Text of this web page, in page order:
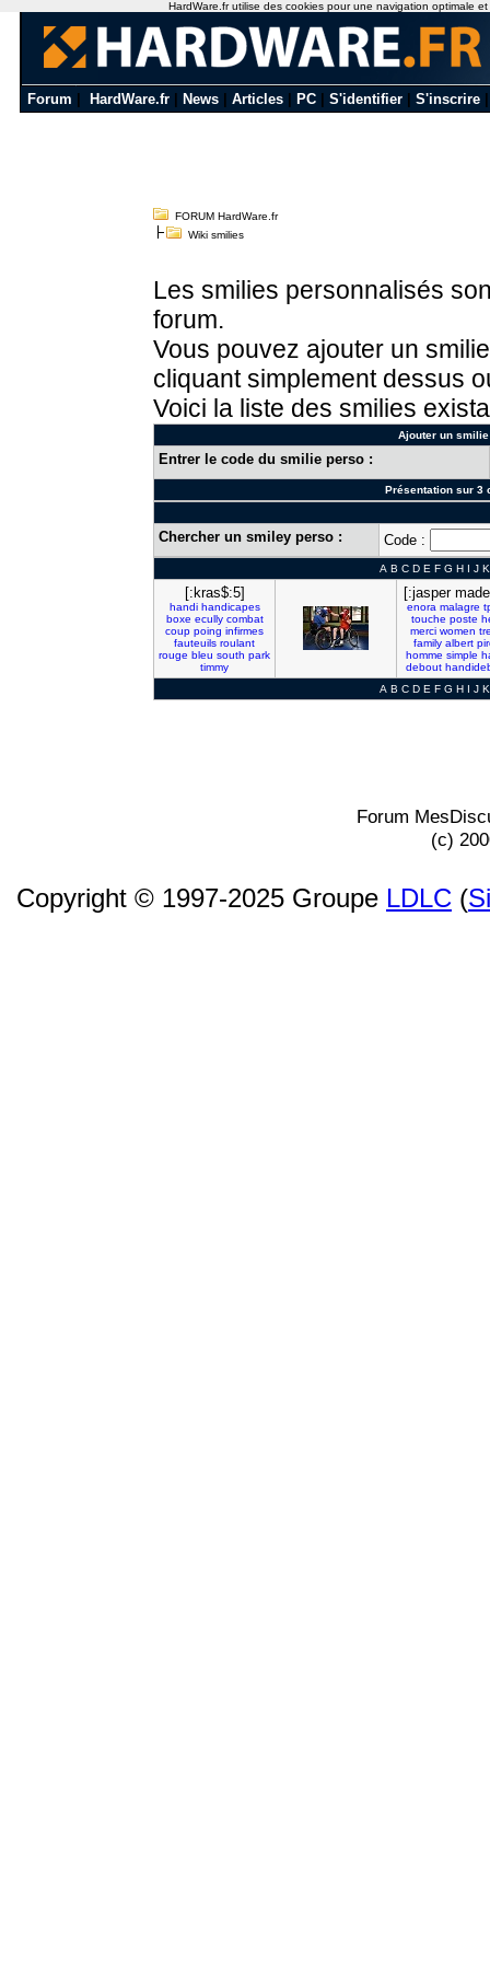
Forum HardWare.fr News Articles PC S'identifier S'inscrire
FORUM HardWare.fr
Wiki smilies
Les smilies personnalisés
forum.
Vous pouvez ajouter un
cliquant simplement dessus
Voici la liste des smilies
Ajouter un
Entrer le code du smilie perso :
Présentation sur 3
Chercher un smiley perso : Code :
A B C D E F G H I J K
[:kras$:5]
handi handicapes
boxe ecully combat
coup poing infirmes
fauteuils roulant
rouge bleu south park
timmy
[:jasper
enora malagre
touche poste
merci women
family albert
homme simple
debout
A B C D E F G H I J K
Forum
(c)
Copyright © 1997-2025 Groupe LDLC (
HardWare.fr utilise des cookies pour une navigation optimale